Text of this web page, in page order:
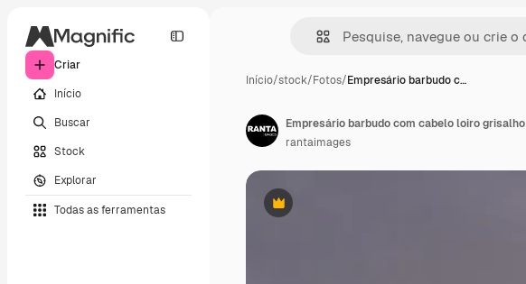
Criar
Início
Buscar
Stock
Explorar
Todas as ferramentas
Início/stock/Fotos/Empresário barbudo c…
Premium
Empresário barbudo com cabelo loiro grisalho
rantaimages